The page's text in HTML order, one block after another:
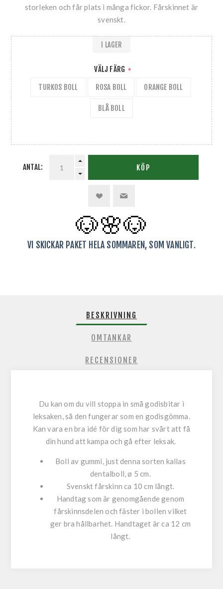
storleken och får plats i många fickor. Fårskinnet är
svenskt.
VÄLJ FÄRG *
TURKOS BOLL ROSA BOLL ORANGE BOLL
BLÅ BOLL
I LAGER
ANTAL: KÖP
🐶🌸🐶
VI SKICKAR PAKET HELA SOMMAREN, SOM VANLIGT.
BESKRIVNING
OMTANKAR
RECENSIONER
Du kan om du vill stoppa in små godisbitar i
leksaken, så den fungerar som en godisgömma.
Kan vara en bra idé för dig som har svårt att få
din hund att kampa och gå efter leksak.
Boll av gummi, just denna sorten kallas
dentalboll, ø 5 cm.
Svenskt fårskinn ca 10 cm långt.
Handtag som är genomgående genom
fårskinnsdelen och fäster i bollen vilket
ger bra hållbarhet. Handtaget är ca 12 cm
långt.